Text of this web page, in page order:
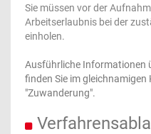
Sie müssen vor der
Arbeitserlaubnis bei der
einholen.
Ausführliche Informationen
finden Sie im gleichnamigen
"Zuwanderung".